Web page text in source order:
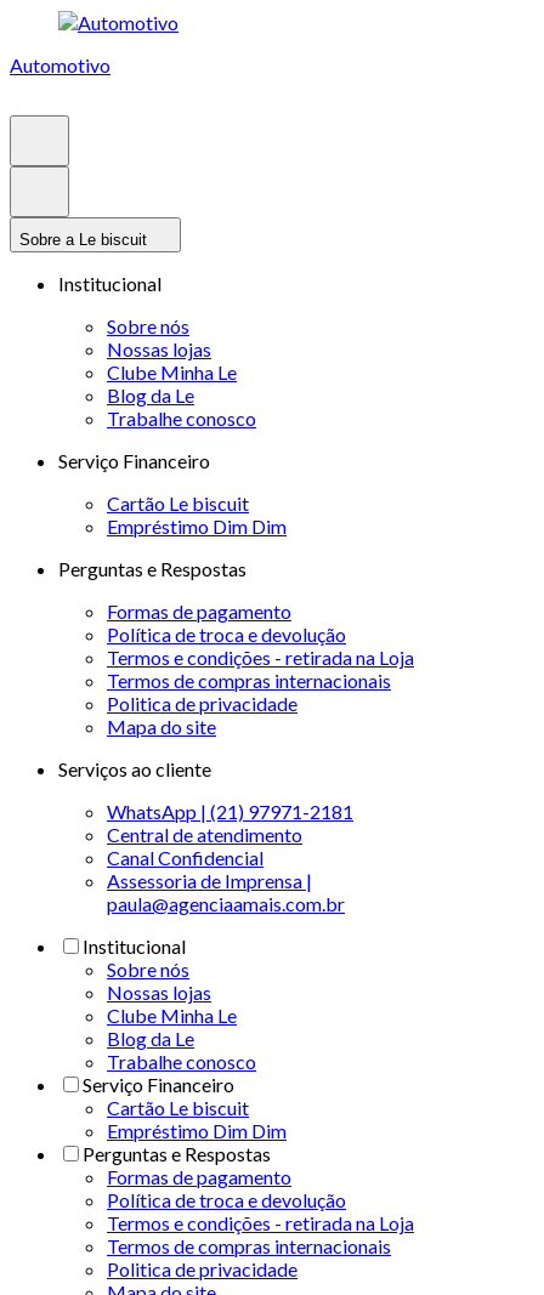
Automotivo
Sobre a Le biscuit
Institucional
Sobre nós
Nossas lojas
Clube Minha Le
Blog da Le
Trabalhe conosco
Serviço Financeiro
Cartão Le biscuit
Empréstimo Dim Dim
Perguntas e Respostas
Formas de pagamento
Política de troca e devolução
Termos e condições - retirada na Loja
Termos de compras internacionais
Politica de privacidade
Mapa do site
Serviços ao cliente
WhatsApp | (21) 97971-2181
Central de atendimento
Canal Confidencial
Assessoria de Imprensa |
paula@agenciaamais.com.br
Institucional
Sobre nós
Nossas lojas
Clube Minha Le
Blog da Le
Trabalhe conosco
Serviço Financeiro
Cartão Le biscuit
Empréstimo Dim Dim
Perguntas e Respostas
Formas de pagamento
Política de troca e devolução
Termos e condições - retirada na Loja
Termos de compras internacionais
Politica de privacidade